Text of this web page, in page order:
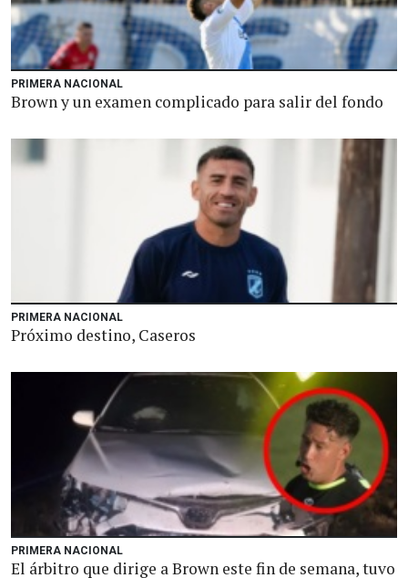
PRIMERA NACIONAL
Brown y un examen complicado para salir del fondo
PRIMERA NACIONAL
Próximo destino, Caseros
PRIMERA NACIONAL
El árbitro que dirige a Brown este fin de semana, tuvo